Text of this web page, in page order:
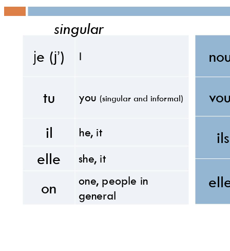
je (j’)
tu you (singular and informal)
il he, it
elle she, it
on one, people in
general
v
singular